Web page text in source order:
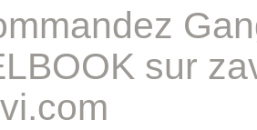
sur